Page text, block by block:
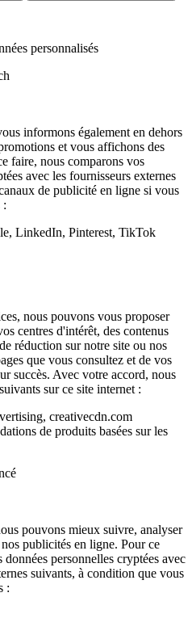
personnalisés
informons également en dehors
et vous affichons des
faire, nous comparons vos
avec les fournisseurs externes
de publicité en ligne si vous
:
LinkedIn, Pinterest, TikTok
nous pouvons vous proposer
centres d'intérêt, des contenus
réduction sur notre site ou nos
que vous consultez et de vos
succès. Avec votre accord, nous
sur ce site internet :
creativecdn.com
de produits basées sur les
pouvons mieux suivre, analyser
publicités en ligne. Pour ce
personnelles cryptées avec
suivants, à condition que vous
: